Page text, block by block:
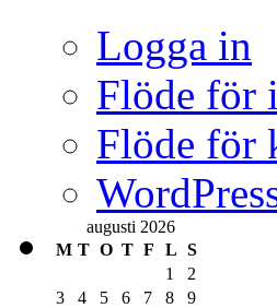
Logga in
Flöde för
Flöde för
augusti 2026
M T O T F L S
1
2
3
4 5 6 7 8
9